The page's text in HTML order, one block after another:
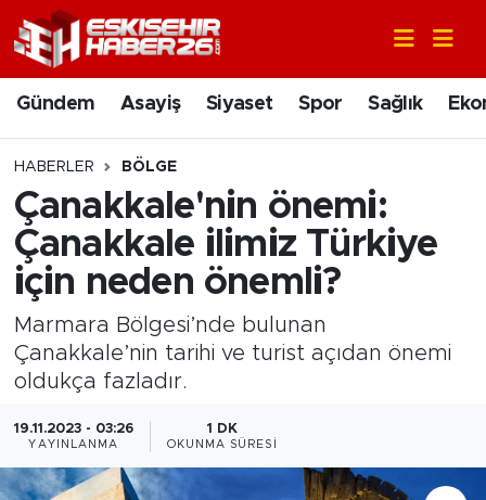
Gündem Asayiş Siyaset Spor Sağlık
HABERLER BÖLGE
Çanakkale'nin önemi:
Çanakkale ilimiz Türkiye
için neden önemli?
Marmara Bölgesi’nde bulunan
Çanakkale’nin tarihi ve turist açıdan önemi
oldukça fazladır.
19.11.2023 - 03:26
YAYINLANMA
1 DK
OKUNMA SÜRESI
Gündem
Asayiş
Siyaset
Spor
Ekonomi
Sanat
Nöbetçi Eczaneler
Hava Durumu
Trafik Durumu
Süper Lig Puan Durumu ve Fikstür
Son Dakika Haberleri